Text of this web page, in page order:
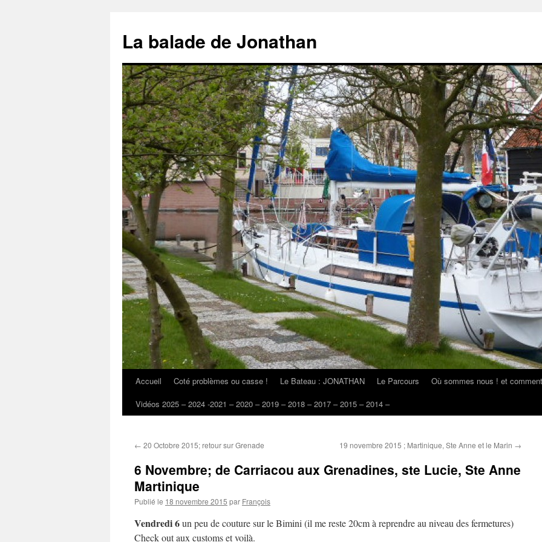
contenu
La balade de Jonathan
Accueil Coté problèmes ou casse ! Le Bateau : JONATHAN Le Parcours
Où sommes nous ! et
Vidéos 2025 – 2024 -2021 – 2020 – 2019 – 2018 – 2017 – 2015 – 2014 –
← 20 Octobre 2015; retour sur Grenade 19 novembre 2015 ; Martinique, Ste Anne et le Marin →
6 Novembre; de Carriacou aux Grenadines, ste Lucie, Ste Anne
Martinique
Publié le 18 novembre 2015 par François
Vendredi 6un peu de couture sur le Bimini (il me reste 20cm à reprendre au niveau des fermetures)
Check out aux customs et voilà.